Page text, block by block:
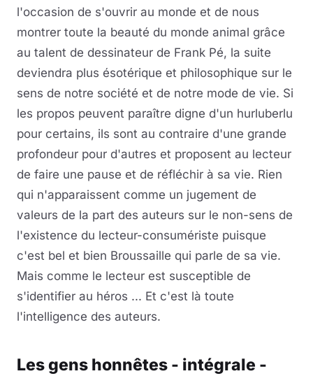
l'occasion de s'ouvrir au monde et de nous
montrer toute la beauté du monde animal grâce
au talent de dessinateur de Frank Pé, la suite
deviendra plus ésotérique et philosophique sur le
sens de notre société et de notre mode de vie. Si
les propos peuvent paraître digne d'un hurluberlu
pour certains, ils sont au contraire d'une grande
profondeur pour d'autres et proposent au lecteur
de faire une pause et de réfléchir à sa vie. Rien
qui n'apparaissent comme un jugement de
valeurs de la part des auteurs sur le non-sens de
l'existence du lecteur-consumériste puisque
c'est bel et bien Broussaille qui parle de sa vie.
Mais comme le lecteur est susceptible de
s'identifier au héros ... Et c'est là toute
l'intelligence des auteurs.
Les gens honnêtes - intégrale -